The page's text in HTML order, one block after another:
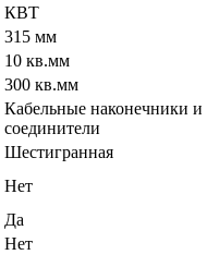
КВТ
315 мм
10 кв.мм
300 кв.мм
Кабельные наконечники и
соединители
Шестигранная
Нет
Да
Нет